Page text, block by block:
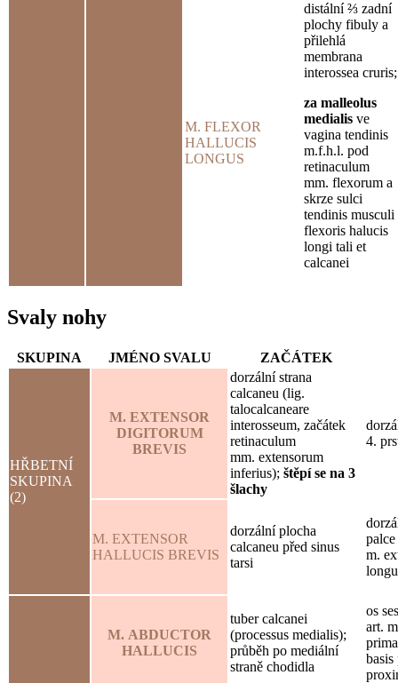
M. FLEXOR
HALLUCIS
LONGUS
distální ⅔ zadní
plochy fibuly a
přilehlá
membrana
interossea cruris;
za malleolus
medialis ve
vagina tendinis
m.f.h.l. pod
retinaculum
mm. flexorum a
skrze sulci
tendinis musculi
flexoris halucis
longi tali et
calcanei
Svaly nohy
SKUPINA JMÉNO SVALU ZAČÁTEK
HŘBETNÍ
SKUPINA
(2)
M. EXTENSOR
DIGITORUM
BREVIS
dorzální strana
calcaneu (lig.
talocalcaneare
interosseum, začátek
retinaculum
mm. extensorum
inferius); štěpí se na 3
šlachy
4.
M. EXTENSOR
HALLUCIS BREVIS
dorzální plocha
calcaneu před sinus
tarsi
m.
M. ABDUCTOR
HALLUCIS
tuber calcanei
(processus medialis);
průběh po mediální
straně chodidla
os
art.
basis